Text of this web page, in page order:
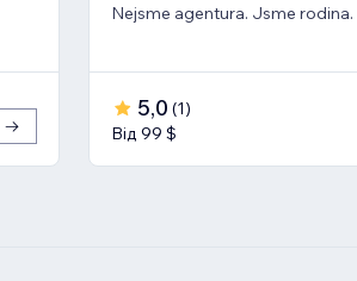
Nejsme agentura. Jsme rodina.
5,0 (1)
Від 99 $